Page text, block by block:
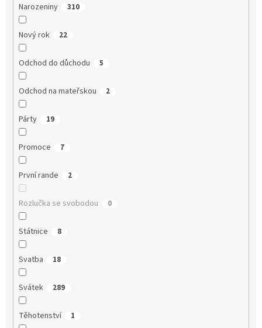
Narozeniny 310
Nový rok 22
Odchod do důchodu 5
Odchod na mateřskou 2
Párty 19
Promoce 7
První rande 2
Rozlučka se svobodou 0
Státnice 8
Svatba 18
Svátek 289
Těhotenství 1